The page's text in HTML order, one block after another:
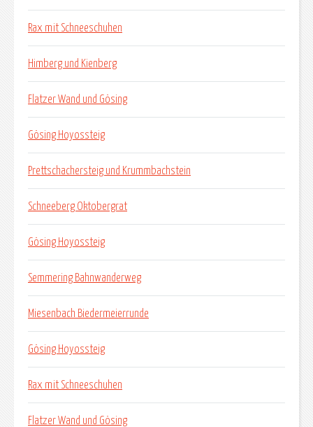
Rax mit Schneeschuhen
Himberg und Kienberg
Flatzer Wand und Gösing
Gösing Hoyossteig
Prettschachersteig und Krummbachstein
Schneeberg Oktobergrat
Gösing Hoyossteig
Semmering Bahnwanderweg
Miesenbach Biedermeierrunde
Gösing Hoyossteig
Rax mit Schneeschuhen
Flatzer Wand und Gösing